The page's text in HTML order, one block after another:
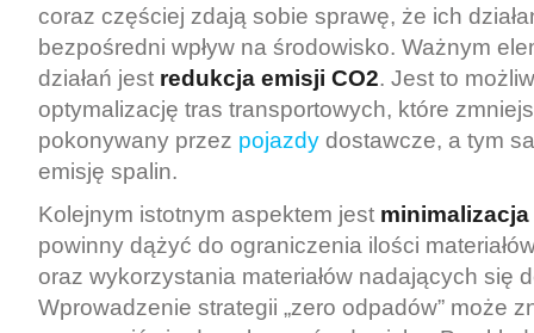
coraz częściej zdają sobie sprawę, że ich
bezpośredni wpływ na środowisko. Ważnym
działań jest redukcja emisji CO2. Jest to
optymalizację tras transportowych, które
pokonywany przez pojazdy dostawcze, a tym
emisję spalin.
Kolejnym istotnym aspektem jest
powinny dążyć do ograniczenia ilości
oraz wykorzystania materiałów nadających się
Wprowadzenie strategii „zero odpadów” może